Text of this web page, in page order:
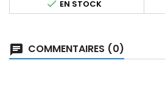
 EN STOCK
COMMENTAIRES (0)